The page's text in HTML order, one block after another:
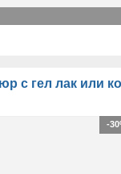
с гел лак или
-